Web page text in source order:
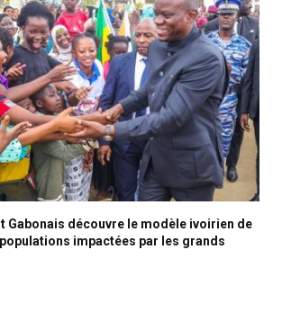
Gabonais découvre le modèle ivoirien de
impactées par les grands